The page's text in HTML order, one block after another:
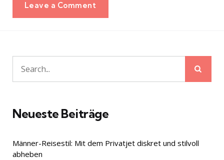
Leave a Comment
Search
for:
Neueste Beiträge
Männer-Reisestil: Mit dem Privatjet diskret und stilvoll
abheben